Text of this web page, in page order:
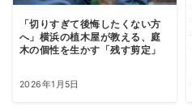
「切りすぎて後悔したくない方
へ」横浜の植木屋が教える、庭
木の個性を生かす「残す剪定」
2026年1月5日